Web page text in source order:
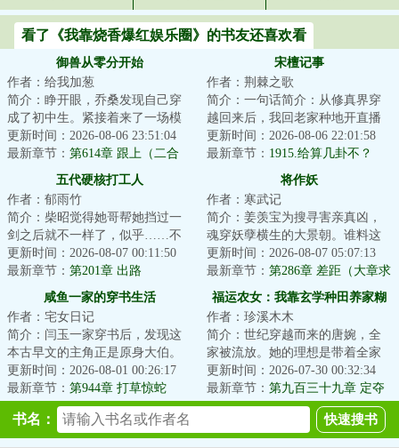
看了《我靠烧香爆红娱乐圈》的书友还喜欢看
御兽从零分开始
作者：给我加葱
简介：睁开眼，乔桑发现自己穿
成了初中生。紧接着来了一场模
拟考。毕业她怕了吗？她怕
了……这考的都什么...
更新时间：2026-08-06 23:51:04
最新章节： 第614章 跟上（二合
宋檀记事
作者：荆棘之歌
简介：一句话简介：从修真界穿
越回来后，我回老家种地开直播
卖菜了！修成金丹渡劫失败的宋
檀回到现代，发...
更新时间：2026-08-06 22:01:58
最新章节： 1915.给算几卦不？
五代硬核打工人
作者：郁雨竹
简介：柴昭觉得她哥帮她挡过一
剑之后就不一样了，似乎……不
是他了。他总会说些郑先生都没
听过的，她听起...
更新时间：2026-08-07 00:11:50
最新章节： 第201章 出路
将作妖
作者：寒武记
简介：姜羡宝为搜寻害亲真凶，
魂穿妖孽横生的大景朝。谁料这
里破案，不看证据，只靠卦师！
这不巧了嘛？！...
更新时间：2026-08-07 05:07:13
最新章节： 第286章 差距（大章求
月票）
咸鱼一家的穿书生活
作者：宅女日记
简介：闫玉一家穿书后，发现这
本古早文的主角正是原身大伯。
他们是扒着大伯喝血，早早被分
家，在全文末尾...
更新时间：2026-08-01 00:26:17
最新章节： 第944章 打草惊蛇
福运农女：我靠玄学种田养家糊
作者：珍溪木木
简介：世纪穿越而来的唐婉，全
家被流放。她的理想是带着全家
去致富，从此山高水长，远离朝
堂恩怨。只是理...
更新时间：2026-07-30 00:32:34
最新章节： 第九百三十九章 定夺
书名：